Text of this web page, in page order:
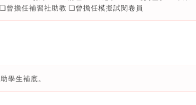
曾擔任補習社助教 ❏︎曾擔任模擬試閱卷員
學生補底。